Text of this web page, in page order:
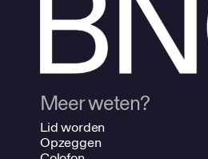
Meer weten?
Lid worden
Opzeggen